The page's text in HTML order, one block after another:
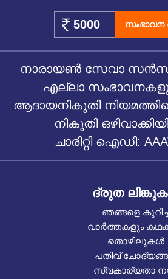
നാരായൺ സേവാ
എല്ലാ
ആദായനികുതി
നികുതി
ചാരിറ്റി ഐഡി:
ദ്രുത
ഞങ്ങളെ
വാർത്തകളും
തൊഴിലുകൾ
പതിവ്
സ്വകാര്യതാ